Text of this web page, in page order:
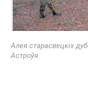
Алея старасвецкіх
Астроўя